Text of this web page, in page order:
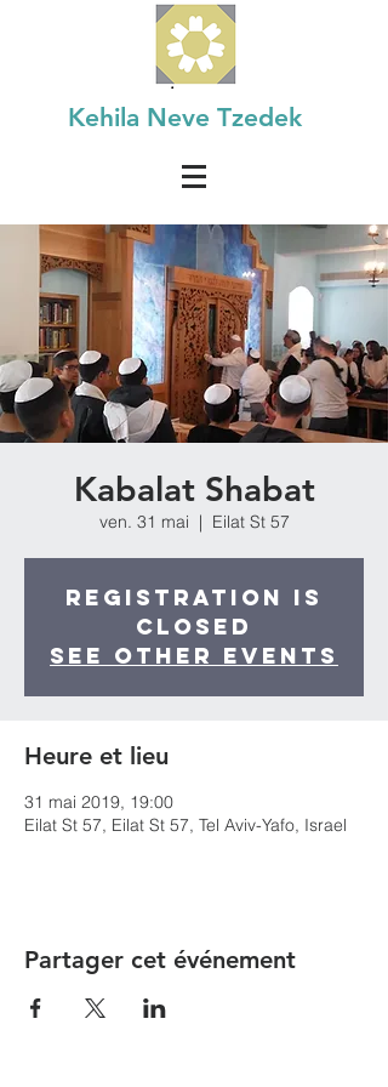
Kehila Neve Tzedek
Kabalat Shabat
ven. 31 mai
  |
Eilat St 57
Registration is
Closed
See other events
Heure et lieu
31 mai 2019, 19:00
Eilat St 57, Eilat St 57, Tel Aviv-Yafo, Israel
Partager cet événement